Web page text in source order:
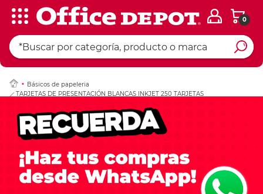
0
Básicos de papeleria
TARJETAS DE PRESENTACIÓN BLANCAS INKJET 250 TARJETAS
Ingresar Codigo